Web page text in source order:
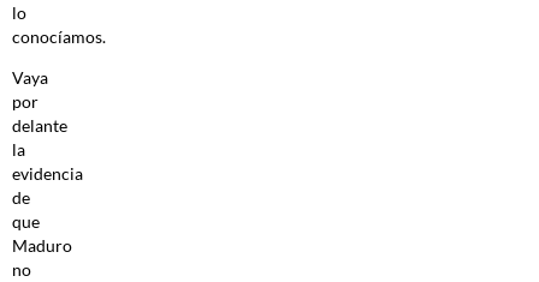
lo
conocíamos.
Vaya
por
delante
la
evidencia
de
que
Maduro
no